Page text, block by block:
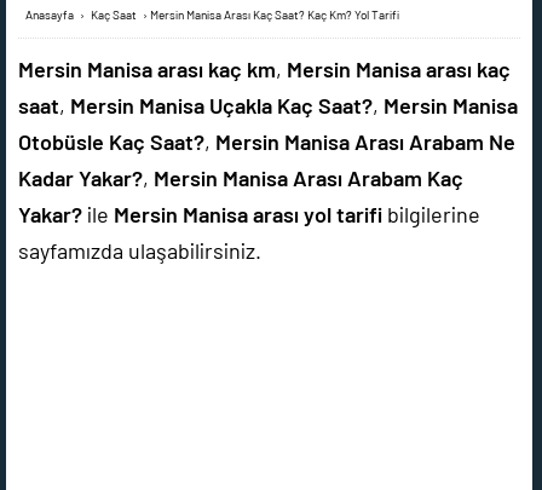
Anasayfa › Kaç Saat › Mersin Manisa Arası Kaç Saat? Kaç Km? Yol Tarifi
Mersin Manisa arası kaç km, Mersin Manisa arası kaç
saat, Mersin Manisa Uçakla Kaç Saat?, Mersin Manisa
Otobüsle Kaç Saat?, Mersin Manisa Arası Arabam Ne
Kadar Yakar?, Mersin Manisa Arası Arabam Kaç
Yakar? ile Mersin Manisa arası yol tarifi bilgilerine
sayfamızda ulaşabilirsiniz.